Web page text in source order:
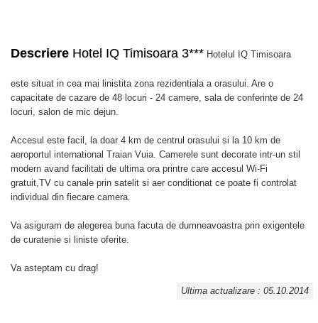
Descriere Hotel IQ Timisoara 3*** Hotelul IQ Timisoara
este situat in cea mai linistita zona rezidentiala a orasului. Are o
capacitate de cazare de 48 locuri - 24 camere, sala de conferinte de 24
locuri, salon de mic dejun.
Accesul este facil, la doar 4 km de centrul orasului si la 10 km de
aeroportul international Traian Vuia. Camerele sunt decorate intr-un stil
modern avand facilitati de ultima ora printre care accesul Wi-Fi
gratuit,TV cu canale prin satelit si aer conditionat ce poate fi controlat
individual din fiecare camera.
Va asiguram de alegerea buna facuta de dumneavoastra prin exigentele
de curatenie si liniste oferite.
Va asteptam cu drag!
Ultima actualizare : 05.10.2014